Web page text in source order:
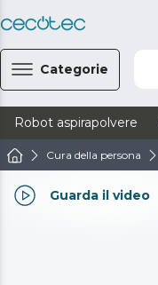
Categorie
Robot aspirapolvere
Cura della persona
Guarda il video